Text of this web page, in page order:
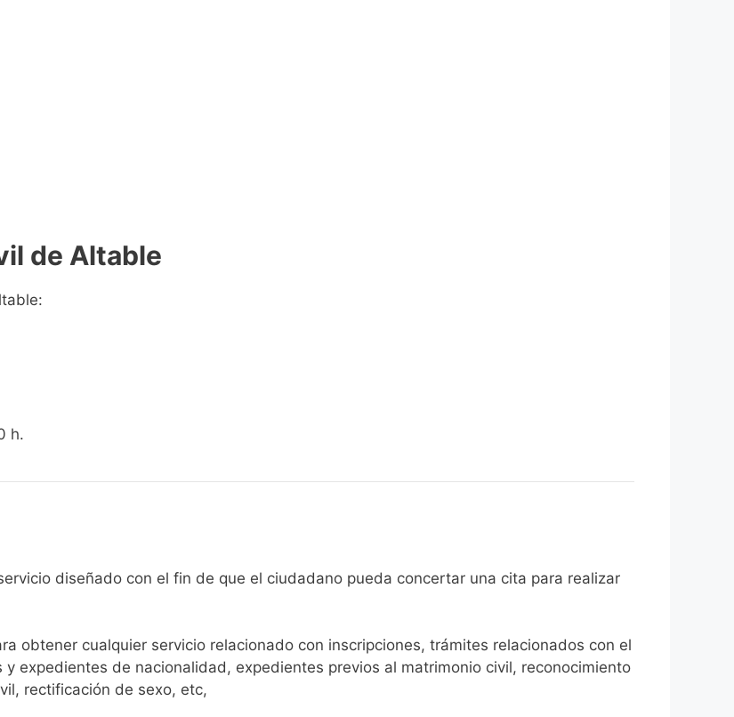
de Altable
h.
diseñado con el fin de que el ciudadano pueda concertar una cita para realizar
obtener cualquier servicio relacionado con inscripciones, trámites relacionados con el
expedientes de nacionalidad, expedientes previos al matrimonio civil, reconocimiento
rectificación de sexo, etc,